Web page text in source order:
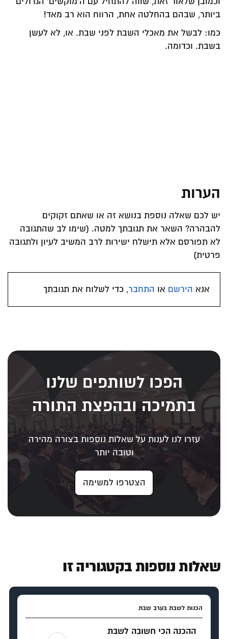
ביותר, שבהם בהחלטה אחת, הרווח הוא רב מאד!
כמו: לבשל את מאכלי השבת לפני שבת. או, לא לעשן
בשבת. וכדומה.
הערות
יש לכם שאלה נוספת בנושא זה או שאתם זקוקים
להבהרה? השאר את תגובתך למטה. (שימו לב שהתגובה
לא תפורסם אלא תישלח ישירות לרב המשיב לעיון ולתגובה
פרטית)
אנא הירשם או התחבר, כדי לשלוח את תגובתך
הפכו לשותפים שלנו
בתמיכה ובהפצת התורה
עזרו לנו לענות על שאלות נוספות בצורה מהירה
וטובה יותר
הצטרפו למשימה
שאלות נוספות בקטגוריה זו
הכנות לשבת בערב שבת
ההכנה הכי חשובה לשבת